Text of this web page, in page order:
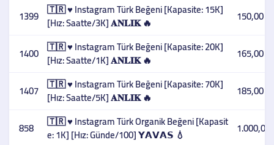
1399 🇹🇷 ♥️ Instagram Türk Beğeni [Kapasite: 15K]
[Hız: Saatte/3K] 𝐀𝐍𝐋𝐈𝐊 🔥 150,00 TL
1400 🇹🇷 ♥️ Instagram Türk Beğeni [Kapasite: 20K]
[Hız: Saatte/1K] 𝐀𝐍𝐋𝐈𝐊 🔥 165,00 TL
1407 🇹🇷 ♥️ Instagram Türk Beğeni [Kapasite: 70K]
[Hız: Saatte/5K] 𝐀𝐍𝐋𝐈𝐊 🔥 185,00 TL
858 🇹🇷 ♥️ Instagram Türk Organik Beğeni [Kapasit
e: 1K] [Hız: Günde/100] 𝗬𝗔𝗩𝗔𝗦 💧 1.000,00